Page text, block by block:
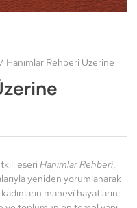
/ Hanımlar Rehberi Üzerine
eseri Hanımlar Rehberi,
yeniden yorumlanarak
manevî hayatlarını